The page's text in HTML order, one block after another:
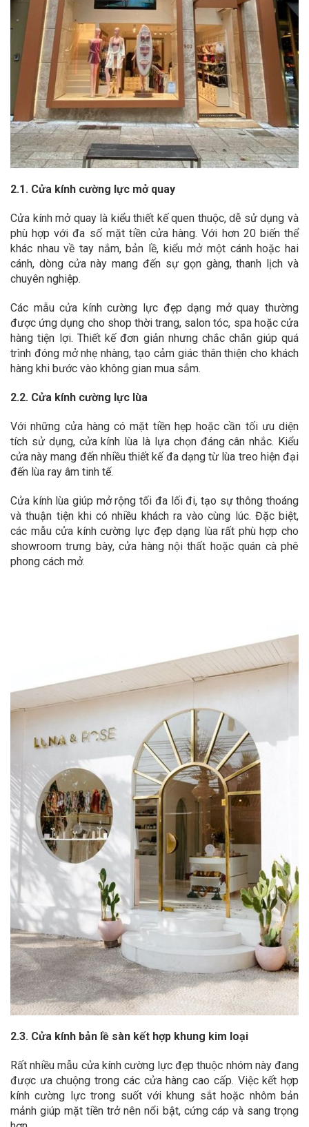
2.1. Cửa kính cường lực mở quay
Cửa kính mở quay là kiểu thiết kế quen thuộc, dễ sử dụng và
phù hợp với đa số mặt tiền cửa hàng. Với hơn 20 biến thể
khác nhau về tay nắm, bản lề, kiểu mở một cánh hoặc hai
cánh, dòng cửa này mang đến sự gọn gàng, thanh lịch và
chuyên nghiệp.
Các mẫu cửa kính cường lực đẹp dạng mở quay thường
được ứng dụng cho shop thời trang, salon tóc, spa hoặc cửa
hàng tiện lợi. Thiết kế đơn giản nhưng chắc chắn giúp quá
trình đóng mở nhẹ nhàng, tạo cảm giác thân thiện cho khách
hàng khi bước vào không gian mua sắm.
2.2. Cửa kính cường lực lùa
Với những cửa hàng có mặt tiền hẹp hoặc cần tối ưu diện
tích sử dụng, cửa kính lùa là lựa chọn đáng cân nhắc. Kiểu
cửa này mang đến nhiều thiết kế đa dạng từ lùa treo hiện đại
đến lùa ray âm tinh tế.
Cửa kính lùa giúp mở rộng tối đa lối đi, tạo sự thông thoáng
và thuận tiện khi có nhiều khách ra vào cùng lúc. Đặc biệt,
các mẫu cửa kính cường lực đẹp dạng lùa rất phù hợp cho
showroom trưng bày, cửa hàng nội thất hoặc quán cà phê
phong cách mở.
2.3. Cửa kính bản lề sàn kết hợp khung kim loại
Rất nhiều mẫu cửa kính cường lực đẹp thuộc nhóm này đang
được ưa chuộng trong các cửa hàng cao cấp. Việc kết hợp
kính cường lực trong suốt với khung sắt hoặc nhôm bản
mảnh giúp mặt tiền trở nên nổi bật, cứng cáp và sang trọng